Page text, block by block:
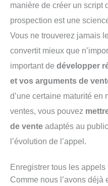
manière de créer un script
prospection est une
Vous ne trouverez jamais
convertit mieux que
important de développer
et vos arguments de
d’une certaine maturité
ventes, vous pouvez
de vente adaptés au
l’évolution de l’appel.
Enregistrer tous les appels
Comme nous l’avons